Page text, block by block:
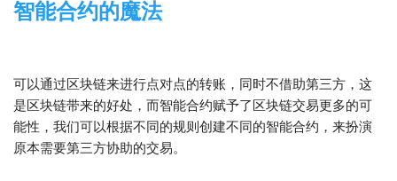
智能合约的魔法
可以通过区块链来进行点对点的转账，同时不借助第三方，这
是区块链带来的好处，而智能合约赋予了区块链交易更多的可
能性，我们可以根据不同的规则创建不同的智能合约，来扮演
原本需要第三方协助的交易。